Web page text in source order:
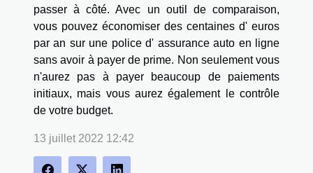
passer à côté. Avec un outil de comparaison,
vous pouvez économiser des centaines d' euros
par an sur une police d' assurance auto en ligne
sans avoir à payer de prime. Non seulement vous
n'aurez pas à payer beaucoup de paiements
initiaux, mais vous aurez également le contrôle
de votre budget.
13 juillet 2022 12:42